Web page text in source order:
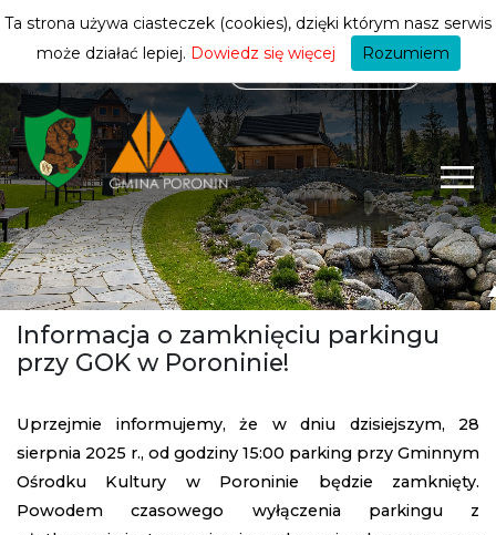
mieszkańca
Informacja o zamknięciu parkingu
przy GOK w Poroninie!
Uprzejmie informujemy, że w dniu dzisiejszym, 28
sierpnia 2025 r., od godziny 15:00 parking przy Gminnym
Ośrodku Kultury w Poroninie będzie zamknięty.
Powodem czasowego wyłączenia parkingu z
Ta strona używa ciasteczek (cookies), dzięki którym nasz serwis
może działać lepiej. Dowiedz się więcej Rozumiem